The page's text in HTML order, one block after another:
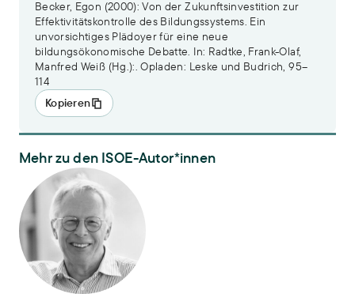
Becker, Egon (2000): Von der Zukunftsinvestition zur
Effektivitätskontrolle des Bildungssystems. Ein
unvorsichtiges Plädoyer für eine neue
bildungsökonomische Debatte. In: Radtke, Frank-Olaf,
Manfred Weiß (Hg.):. Opladen: Leske und Budrich, 95–
114
Kopieren
Mehr zu den ISOE-Autor*innen
Prof. Dr. Egon Becker